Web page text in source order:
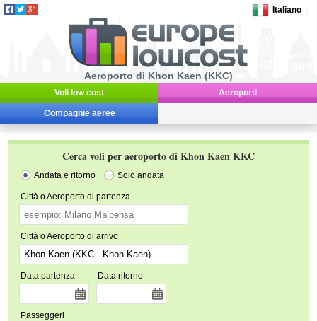
Italiano
Aeroporto di Khon Kaen (KKC)
Voli low cost Aeroporti
Compagnie aeree
Cerca voli per aeroporto di Khon Kaen KKC
Andata e ritorno Solo andata
Città o Aeroporto di partenza
Città o Aeroporto di arrivo
Data partenza Data ritorno
Passeggeri